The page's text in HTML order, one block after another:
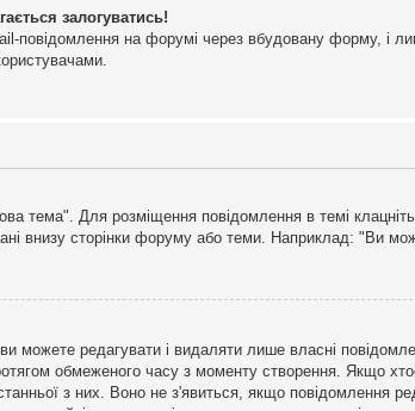
залогуватись!
повідомлення на форумі через вбудовану форму,
тема". Для розміщення повідомлення в темі
внизу сторінки форуму або теми. Наприклад: "Ви
можете редагувати і видаляти лише власні
обмеженого часу з моменту створення. Якщо
з них. Воно не з'явиться, якщо повідомлення